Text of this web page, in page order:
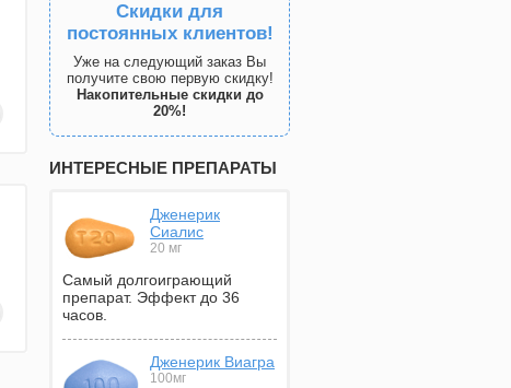
Скидки для
постоянных клиентов!
Уже на следующий заказ Вы
получите свою первую скидку!
Накопительные скидки до
20%!
ИНТЕРЕСНЫЕ ПРЕПАРАТЫ
Дженерик
Сиалис
20 мг
Самый долгоиграющий
препарат. Эффект до 36
часов.
Дженерик Виагра
100мг